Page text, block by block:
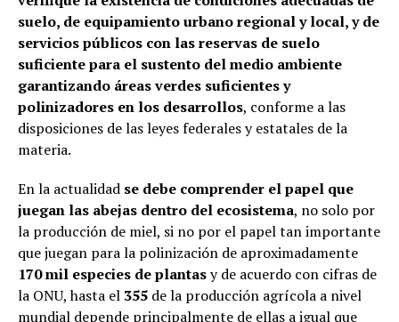
suelo, de equipamiento urbano regional y local, y de
servicios públicos con las reservas de suelo
suficiente para el sustento del medio ambiente
garantizando áreas verdes suficientes y
polinizadores en los desarrollos, conforme a las
disposiciones de las leyes federales y estatales de la
materia.
En la actualidad se debe comprender el papel que
juegan las abejas dentro del ecosistema, no solo por
la producción de miel, si no por el papel tan importante
que juegan para la polinización de aproximadamente
170 mil especies de plantasy de acuerdo con cifras de
la ONU, hasta el 355 de la producción agrícola a nivel
mundial depende principalmente de ellas a igual que